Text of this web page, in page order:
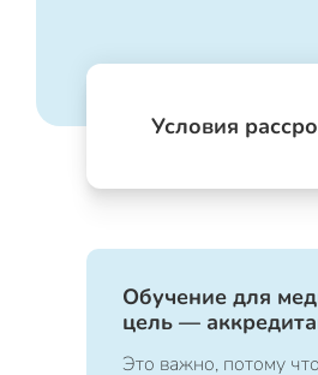
Условия
Обучение для
цель —
Это важно, потому